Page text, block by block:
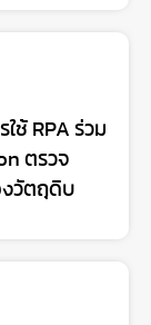
ช้ RPA ร่วม
ตรวจ
วัตถุดิบ